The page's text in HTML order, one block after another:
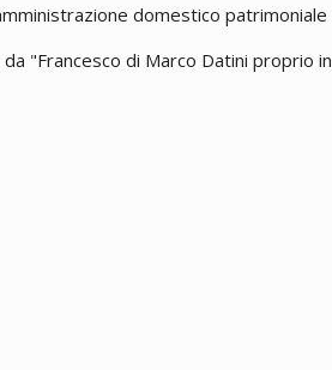
domestico patrimoniale
"Francesco di Marco Datini proprio in